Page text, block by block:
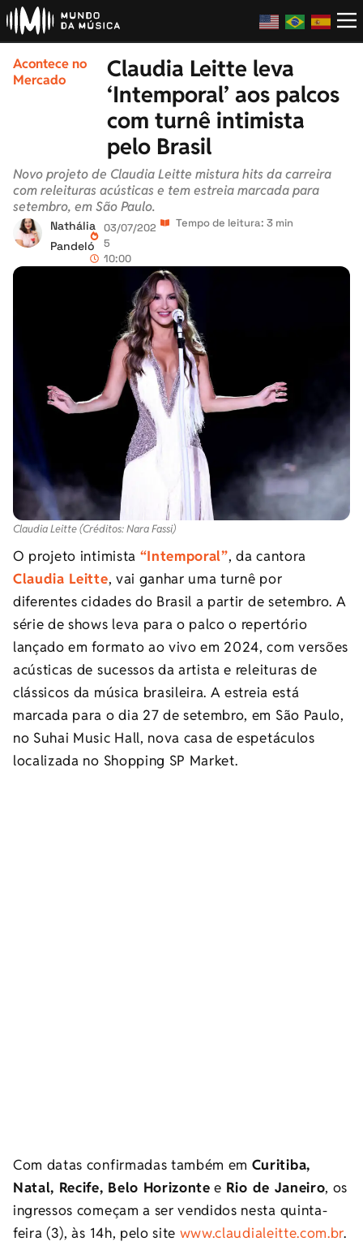
Acontece no
Mercado
Claudia Leitte leva
‘Intemporal’ aos palcos
com turnê intimista
pelo Brasil
Novo projeto de Claudia Leitte mistura hits da carreira
com releituras acústicas e tem estreia marcada para
setembro, em São Paulo.
Nathália
Pandeló
03/07/202
5
10:00
Tempo de leitura: 3 min
Claudia Leitte (Créditos: Nara Fassi)
O projeto intimista “Intemporal”, da cantora
Claudia Leitte, vai ganhar uma turnê por
diferentes cidades do Brasil a partir de setembro. A
série de shows leva para o palco o repertório
lançado em formato ao vivo em 2024, com versões
acústicas de sucessos da artista e releituras de
clássicos da música brasileira. A estreia está
marcada para o dia 27 de setembro, em São Paulo,
no Suhai Music Hall, nova casa de espetáculos
localizada no Shopping SP Market.
Com datas confirmadas também em Curitiba,
Natal, Recife, Belo Horizonte e Rio de Janeiro, os
ingressos começam a ser vendidos nesta quinta-
feira (3), às 14h, pelo site www.claudialeitte.com.br.